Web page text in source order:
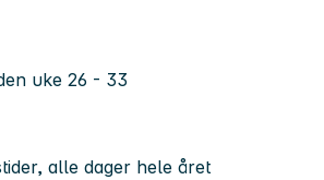
uke 26 - 33
alle dager hele året